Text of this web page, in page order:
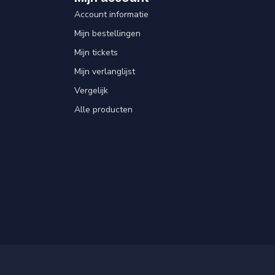
Account informatie
Mijn bestellingen
Mijn tickets
Mijn verlanglijst
Vergelijk
Alle producten